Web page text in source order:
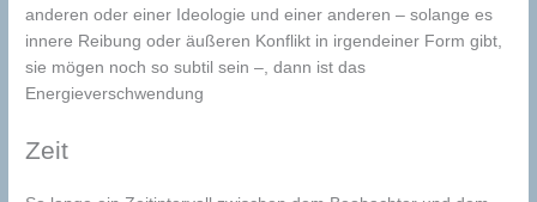
anderen oder einer Ideologie und einer anderen – solange es
innere Reibung oder äußeren Konflikt in irgendeiner Form gibt,
sie mögen noch so subtil sein –, dann ist das
Energieverschwendung
Zeit